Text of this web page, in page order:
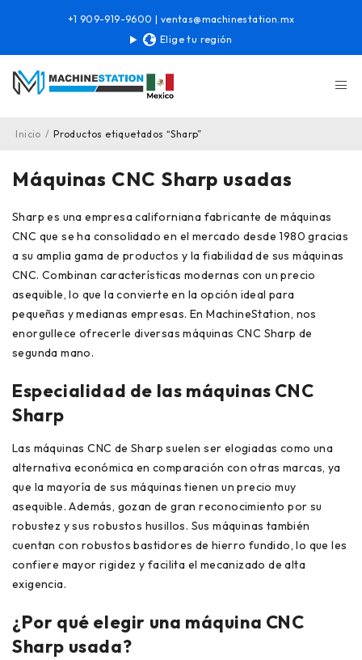
Elige tu región
+1 909-919-9600 | ventas@machinestation.mx
Inicio / Productos etiquetados “Sharp”
Máquinas CNC Sharp usadas
Sharp es una empresa californiana fabricante de máquinas
CNC que se ha consolidado en el mercado desde 1980 gracias
a su amplia gama de productos y la fiabilidad de sus máquinas
CNC. Combinan características modernas con un precio
asequible, lo que la convierte en la opción ideal para
pequeñas y medianas empresas. En MachineStation, nos
enorgullece ofrecerle diversas máquinas CNC Sharp de
segunda mano.
Especialidad de las máquinas CNC
Sharp
Las máquinas CNC de Sharp suelen ser elogiadas como una
alternativa económica en comparación con otras marcas, ya
que la mayoría de sus máquinas tienen un precio muy
asequible. Además, gozan de gran reconocimiento por su
robustez y sus robustos husillos. Sus máquinas también
cuentan con robustos bastidores de hierro fundido, lo que les
confiere mayor rigidez y facilita el mecanizado de alta
exigencia.
¿Por qué elegir una máquina CNC
Sharp usada?